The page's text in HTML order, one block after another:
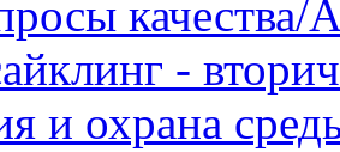
качества/
-
и охрана